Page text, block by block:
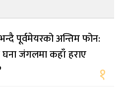
पूर्वमेयरको अन्तिम फोन:
जंगलमा कहाँ हराए
१